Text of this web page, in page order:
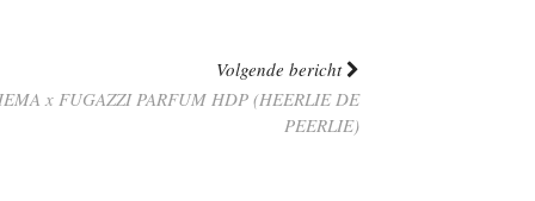
Volgende bericht
x FUGAZZI PARFUM HDP (HEERLIE DE
PEERLIE)